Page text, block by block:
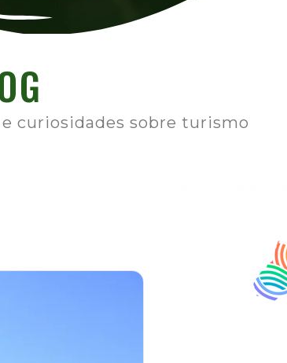
curiosidades sobre turismo